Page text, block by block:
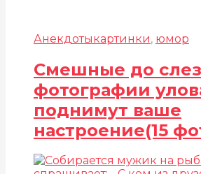
Анекдотыкартинки, юмор
Смешные до
фотографии
поднимут ваше
настроение(15